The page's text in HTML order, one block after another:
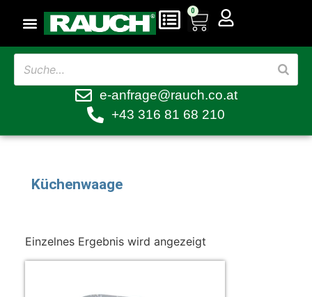
0
e-anfrage@rauch.co.at
+43 316 81 68 210
Küchenwaage
Einzelnes Ergebnis wird angezeigt